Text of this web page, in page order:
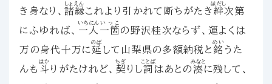
き身なり、 諸縁
しょえん
これより引かれて断ちがたき絆
ほだし
次第
にふゆれば、
一人
いちにん
一箇
いっこ
の野沢桂次ならず、運よくは
万の身代十万に延
のば
して山梨県の多額納税と 銘
めい
うた
んも 斗
はか
りがたけれど、 契
ちぎ
りし詞
ことば
はあとの湊
みなと
に残して、